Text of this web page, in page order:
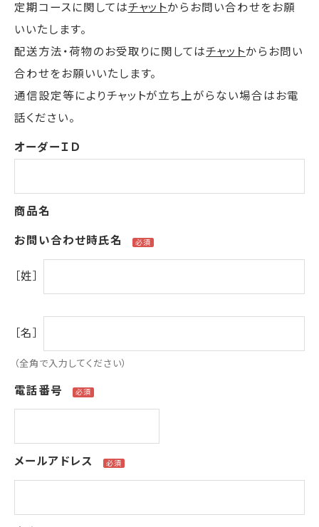
定期コースに関してはチャットからお問い合わせをお願
いいたします。
配送方法・荷物のお受取りに関してはチャットからお問い
合わせをお願いいたします。
通信設定等によりチャットが立ち上がらない場合はお電
話ください。
オーダーＩＤ
商品名
お問い合わせ時氏名
［姓］
［名］
（全角で入力してください）
電話番号
メールアドレス